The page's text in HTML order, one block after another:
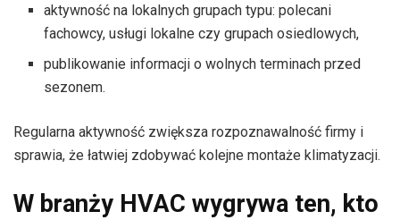
aktywność na lokalnych grupach typu: polecani
fachowcy, usługi lokalne czy grupach osiedlowych,
publikowanie informacji o wolnych terminach przed
sezonem.
Regularna aktywność zwiększa rozpoznawalność firmy i
sprawia, że łatwiej zdobywać kolejne montaże klimatyzacji.
W branży HVAC wygrywa ten, kto